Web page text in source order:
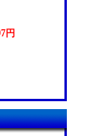
円